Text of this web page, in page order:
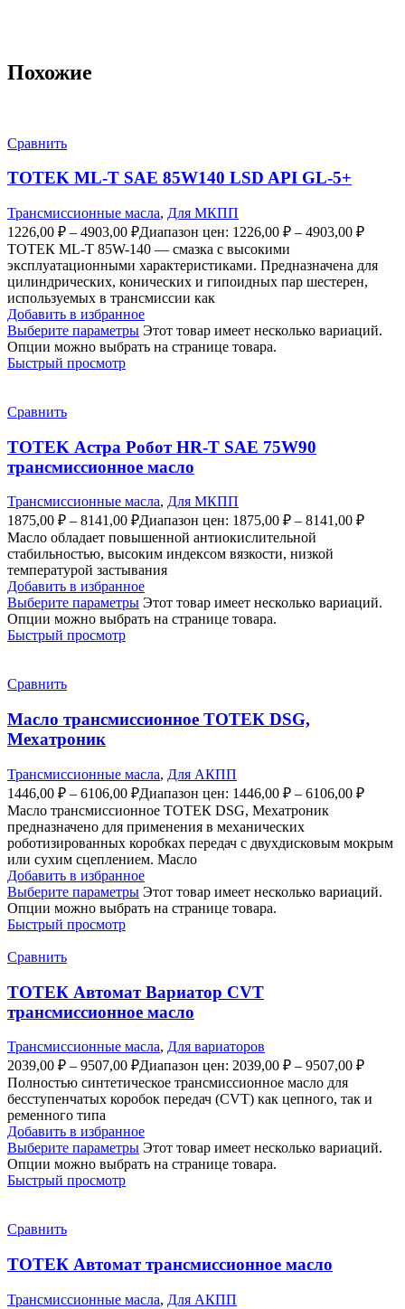
Похожие
Сравнить
TOTEK ML-T SAE 85W140 LSD API GL-5+
Трансмиссионные масла, Для МКПП
1226,00 ₽ – 4903,00 ₽Диапазон цен: 1226,00 ₽ – 4903,00 ₽
ТОТЕК ML-T 85W-140 — смазка с высокими
эксплуатационными характеристиками. Предназначена для
цилиндрических, конических и гипоидных пар шестерен,
используемых в трансмиссии как
Добавить в избранное
Выберите параметры Этот товар имеет несколько вариаций.
Опции можно выбрать на странице товара.
Быстрый просмотр
Сравнить
TOTEK Астра Робот HR-T SAE 75W90
трансмиссионное масло
Трансмиссионные масла, Для МКПП
1875,00 ₽ – 8141,00 ₽Диапазон цен: 1875,00 ₽ – 8141,00 ₽
Масло обладает повышенной антиокислительной
стабильностью, высоким индексом вязкости, низкой
температурой застывания
Добавить в избранное
Выберите параметры Этот товар имеет несколько вариаций.
Опции можно выбрать на странице товара.
Быстрый просмотр
Сравнить
​Масло трансмиссионное ТОТЕК DSG,
Мехатроник
Трансмиссионные масла, Для АКПП
1446,00 ₽ – 6106,00 ₽Диапазон цен: 1446,00 ₽ – 6106,00 ₽
Масло трансмиссионное ТОТЕК DSG, Мехатроник
предназначено для применения в механических
роботизированных коробках передач с двухдисковым мокрым
или сухим сцеплением. Масло
Добавить в избранное
Выберите параметры Этот товар имеет несколько вариаций.
Опции можно выбрать на странице товара.
Быстрый просмотр
Сравнить
ТОТЕК Автомат Вариатор CVT
трансмиссионное масло
Трансмиссионные масла, Для вариаторов
2039,00 ₽ – 9507,00 ₽Диапазон цен: 2039,00 ₽ – 9507,00 ₽
Полностью синтетическое трансмиссионное масло для
бесступенчатых коробок передач (CVT) как цепного, так и
ременного типа
Добавить в избранное
Выберите параметры Этот товар имеет несколько вариаций.
Опции можно выбрать на странице товара.
Быстрый просмотр
Сравнить
ТОТЕК Автомат трансмиссионное масло
Трансмиссионные масла, Для АКПП